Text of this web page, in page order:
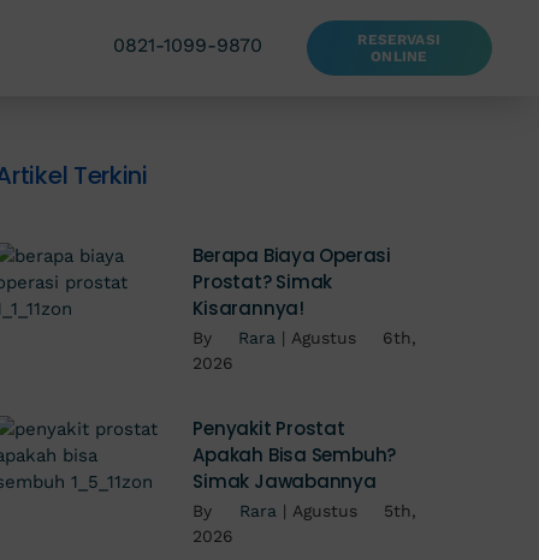
0821-1099-9870
RESERVASI
ONLINE
Terkini
Berapa Biaya Operasi
Prostat? Simak
Kisarannya!
By Rara | Agustus 6th,
2026
Penyakit Prostat
Apakah Bisa Sembuh?
Simak Jawabannya
By Rara | Agustus 5th,
2026